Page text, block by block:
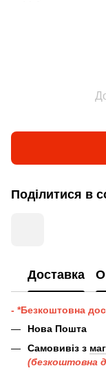
Поділитися в
Доставка
- *Безкоштовна
Нова Пошта
Самовивіз з
(безкоштовна